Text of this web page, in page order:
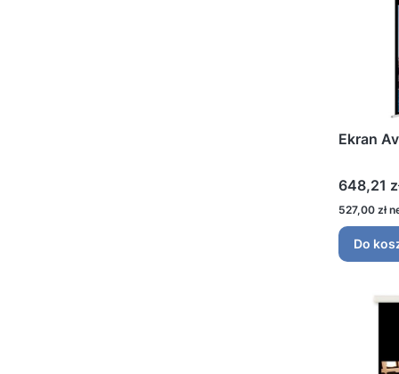
Ekran
Cena
648,21
Cena
527,00 zł
Do